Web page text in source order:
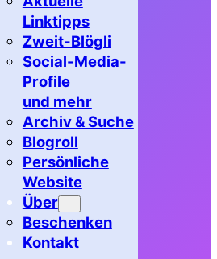
Linktipps
Zweit-Blögli
Social-Media-
Profile
und mehr
Archiv & Suche
Blogroll
Persönliche
Website
Über
Beschenken
Kontakt